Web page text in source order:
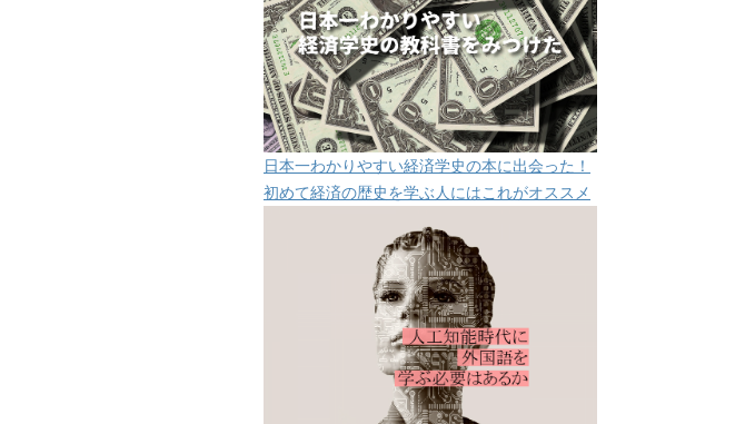
日本一わかりやすい経済学史の本に出会った！
初めて経済の歴史を学ぶ人にはこれがオススメ